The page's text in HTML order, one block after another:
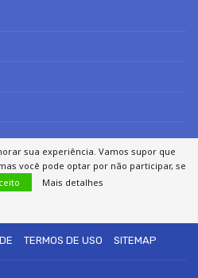
TERMOS DE USO SITEMAP
sua experiência. Vamos supor que
você pode optar por não participar, se
Mais detalhes